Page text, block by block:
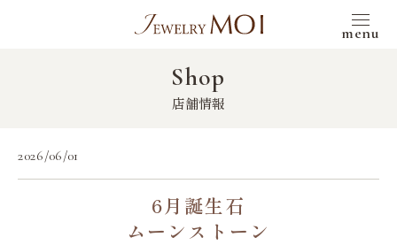
menu
Shop
店舗情報
2026/06/01
6月誕生石
ムーンストーン